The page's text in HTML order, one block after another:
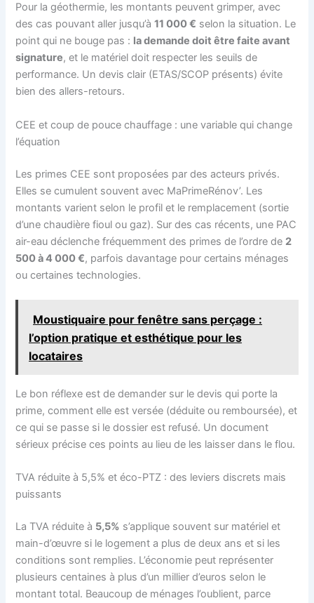
Pour la géothermie, les montants peuvent grimper, avec
des cas pouvant aller jusqu’à11 000 € selon la situation. Le
point qui ne bouge pas : la demande doit être faite avant
signature, et le matériel doit respecter les seuils de
performance. Un devis clair (ETAS/SCOP présents) évite
bien des allers-retours.
CEE et coup de pouce chauffage : une variable qui change
l’équation
Les primes CEE sont proposées par des acteurs privés.
Elles se cumulent souvent avec MaPrimeRénov’. Les
montants varient selon le profil et le remplacement (sortie
d’une chaudière fioul ou gaz). Sur des cas récents, une PAC
air-eau déclenche fréquemment des primes de l’ordre de 2
500 à 4 000 €, parfois davantage pour certains ménages
ou certaines technologies.
Moustiquaire pour fenêtre sans perçage :
l’option pratique et esthétique pour les
locataires
Le bon réflexe est de demander sur le devis qui porte la
prime, comment elle est versée (déduite ou remboursée), et
ce qui se passe si le dossier est refusé. Un document
sérieux précise ces points au lieu de les laisser dans le flou.
TVA réduite à 5,5% et éco-PTZ : des leviers discrets mais
puissants
La TVA réduite à 5,5% s’applique souvent sur matériel et
main-d’œuvre si le logement a plus de deux ans et si les
conditions sont remplies. L’économie peut représenter
plusieurs centaines à plus d’un millier d’euros selon le
montant total. Beaucoup de ménages l’oublient, parce